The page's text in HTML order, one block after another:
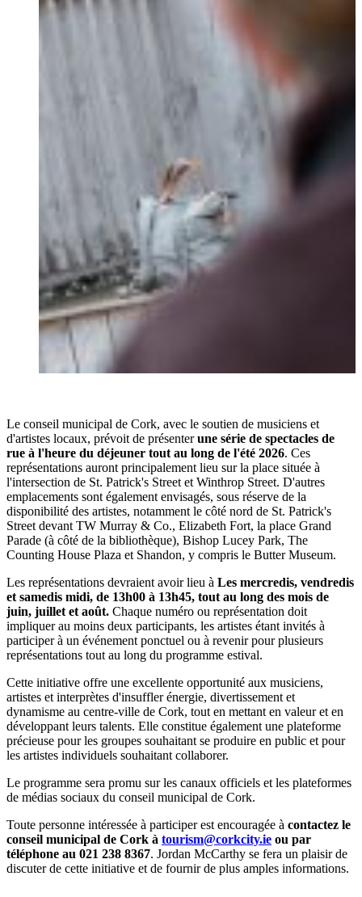
Le conseil municipal de Cork, avec le soutien de musiciens et
d'artistes locaux, prévoit de présenterune série de spectacles de
rue à l'heure du déjeuner tout au long de l'été 2026. Ces
représentations auront principalement lieu sur la place située à
l'intersection de St. Patrick's Street et Winthrop Street. D'autres
emplacements sont également envisagés, sous réserve de la
disponibilité des artistes, notamment le côté nord de St. Patrick's
Street devant TW Murray & Co., Elizabeth Fort, la place Grand
Parade (à côté de la bibliothèque), Bishop Lucey Park, The
Counting House Plaza et Shandon, y compris le Butter Museum.
Les représentations devraient avoir lieu à Les mercredis, vendredis
et samedis midi, de 13h00 à 13h45, tout au long des mois de
juin, juillet et août. Chaque numéro ou représentation doit
impliquer au moins deux participants, les artistes étant invités à
participer à un événement ponctuel ou à revenir pour plusieurs
représentations tout au long du programme estival.
Cette initiative offre une excellente opportunité aux musiciens,
artistes et interprètes d'insuffler énergie, divertissement et
dynamisme au centre-ville de Cork, tout en mettant en valeur et en
développant leurs talents. Elle constitue également une plateforme
précieuse pour les groupes souhaitant se produire en public et pour
les artistes individuels souhaitant collaborer.
Le programme sera promu sur les canaux officiels et les plateformes
de médias sociaux du conseil municipal de Cork.
Toute personne intéressée à participer est encouragée à contactez le
conseil municipal de Cork à tourism@corkcity.ie ou par
téléphone au 021 238 8367. Jordan McCarthy se fera un plaisir de
discuter de cette initiative et de fournir de plus amples informations.